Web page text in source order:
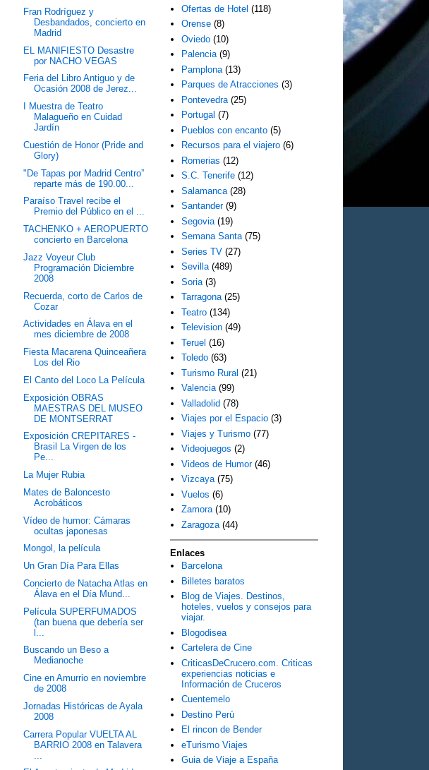
Fran Rodríguez y
Desbandados, concierto en
Madrid
EL MANIFIESTO Desastre
por NACHO VEGAS
Feria del Libro Antiguo y de
Ocasión 2008 de Jerez...
I Muestra de Teatro
Malagueño en Cuidad
Jardín
Cuestión de Honor (Pride and
Glory)
"De Tapas por Madrid Centro”
reparte más de 190.00...
Paraíso Travel recibe el
Premio del Público en el ...
TACHENKO + AEROPUERTO
concierto en Barcelona
Jazz Voyeur Club
Programación Diciembre
2008
Recuerda, corto de Carlos de
Cozar
Actividades en Álava en el
mes diciembre de 2008
Fiesta Macarena Quinceañera
Los del Rio
El Canto del Loco La Película
Exposición OBRAS
MAESTRAS DEL MUSEO
DE MONTSERRAT
Exposición CREPITARES -
Brasil La Virgen de los
Pe...
La Mujer Rubia
Mates de Baloncesto
Acrobáticos
Vídeo de humor: Cámaras
ocultas japonesas
Mongol, la película
Un Gran Día Para Ellas
Concierto de Natacha Atlas en
Álava en el Día Mund...
Película SUPERFUMADOS
(tan buena que debería ser
l...
Buscando un Beso a
Medianoche
Cine en Amurrio en noviembre
de 2008
Jornadas Históricas de Ayala
2008
Carrera Popular VUELTA AL
BARRIO 2008 en Talavera
Ofertas de Hotel (118)
Orense (8)
Oviedo (10)
Palencia (9)
Pamplona (13)
Parques de Atracciones (3)
Pontevedra (25)
Portugal (7)
Pueblos con encanto (5)
Recursos para el viajero (6)
Romerias (12)
S.C. Tenerife (12)
Salamanca (28)
Santander (9)
Segovia (19)
Semana Santa (75)
Series TV (27)
Sevilla (489)
Soria (3)
Tarragona (25)
Teatro (134)
Television (49)
Teruel (16)
Toledo (63)
Turismo Rural (21)
Valencia (99)
Valladolid (78)
Viajes por el Espacio (3)
Viajes y Turismo (77)
Videojuegos (2)
Videos de Humor (46)
Vizcaya (75)
Vuelos (6)
Zamora (10)
Zaragoza (44)
Enlaces
Barcelona
Billetes baratos
Blog de Viajes. Destinos,
hoteles, vuelos y consejos para
viajar.
Blogodisea
Cartelera de Cine
CriticasDeCrucero.com. Criticas
experiencias noticias e
Información de Cruceros
Cuentemelo
Destino Perú
El rincon de Bender
eTurismo Viajes
Guia de Viaje a España